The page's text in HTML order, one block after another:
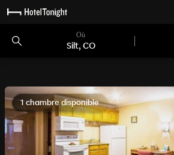
Où
Silt, CO
1 chambre disponible